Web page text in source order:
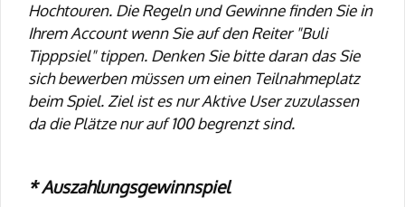
Hochtouren. Die Regeln und Gewinne finden Sie in
Ihrem Account wenn Sie auf den Reiter "Buli
Tipppsiel" tippen. Denken Sie bitte daran das Sie
sich bewerben müssen um einen Teilnahmeplatz
beim Spiel. Ziel ist es nur Aktive User zuzulassen
da die Plätze nur auf 100 begrenzt sind.
* Auszahlungsgewinnspiel